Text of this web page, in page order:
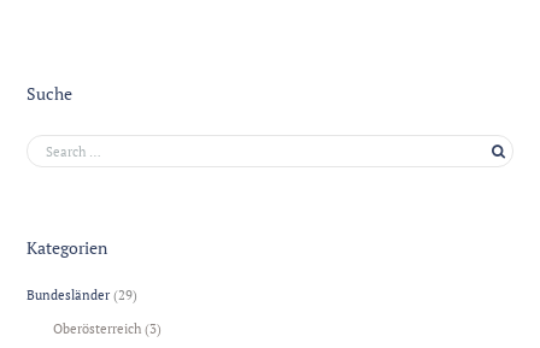
Suche
Kategorien
Bundesländer (29)
Oberösterreich (3)